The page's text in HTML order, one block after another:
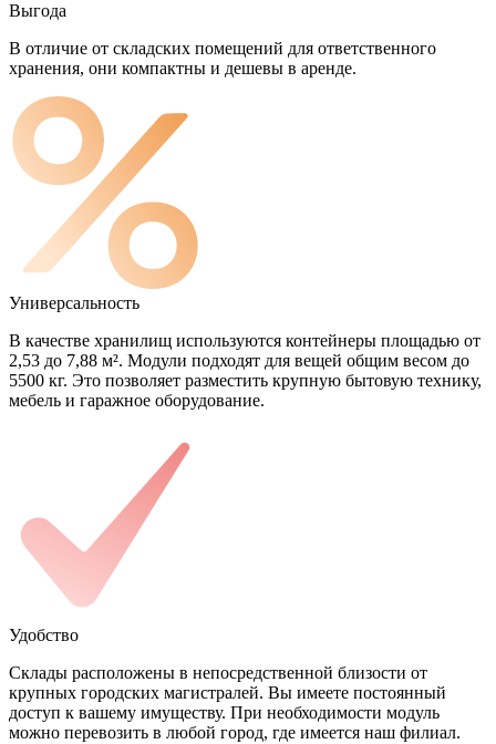
Выгода
В отличие от складских помещений для ответственного
хранения, они компактны и дешевы в аренде.
Универсальность
В качестве хранилищ используются контейнеры площадью от
2,53 до 7,88 м². Модули подходят для вещей общим весом до
5500 кг. Это позволяет разместить крупную бытовую технику,
мебель и гаражное оборудование.
Удобство
Склады расположены в непосредственной близости от
крупных городских магистралей. Вы имеете постоянный
доступ к вашему имуществу. При необходимости модуль
можно перевозить в любой город, где имеется наш филиал.